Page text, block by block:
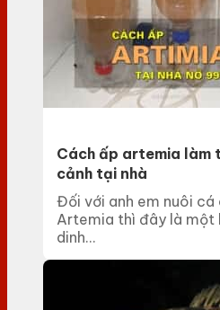
Cách ấp artemia làm
cảnh tại nhà
Đối với anh em nuôi cá
Artemia thì đây là một
dinh...